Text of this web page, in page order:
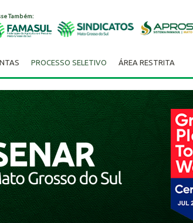
Também:
PROCESSO SELETIVO
ÁREA RESTRITA